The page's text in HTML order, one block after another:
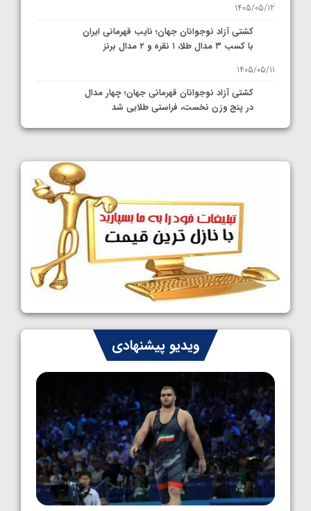
1405/05/12
کشتی آزاد نوجوانان جهان؛ نایب قهرمانی ایران
با کسب ۳ مدال طلا، ۱ نقره و ۲ مدال برنز
1405/05/11
کشتی آزاد نوجوانان قهرمانی جهان؛ چهار مدال
در پنج وزن نخست، فراستی طلایی شد
1405/05/11
کشتی آزاد نوجوانان جهان؛ رقبای نمایندگان
ایران مشخص شدند
1405/05/08
کشتی فرنگی نوجوانان جهان؛ سکوی تیمی
سوم برای ایران
1405/05/07
ایران چشم به راه چهار مدال در پنج وزن دوم
کشتی فرنگی نوجوانان جهان
1405/05/06
ویدیو پیشنهادی